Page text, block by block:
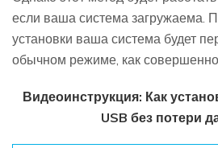
если ваша система загружаема.
установки ваша система будет
обычном режиме, как
Видеоинструкция: Как
USB без потери